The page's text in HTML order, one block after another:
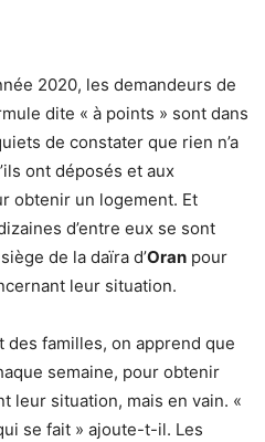
2020, les demandeurs de
dite « à points » sont dans
de constater que rien n’a
ont déposés et aux
obtenir un logement. Et
d’entre eux se sont
de la daïra d’Oran pour
leur situation.
des familles, on apprend que
semaine, pour obtenir
leur situation, mais en vain. «
se fait » ajoute-t-il. Les